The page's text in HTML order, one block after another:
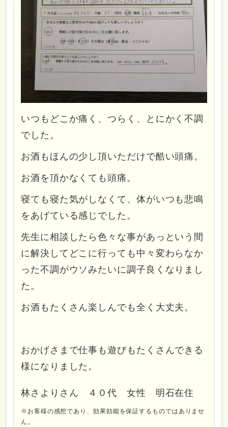
いつもどこか痛く、つらく、とにかく不調
でした。
お酒もほんの少し頂いただけで酷い頭痛。
お酒を頂かなくても頭痛。
寝ても寝た気がしなくて、体がいつも悲鳴
をあげている感じでした。
先生に相談したら色々な事があっという間
に解決してどこに行っても中々変わらなか
った不調がウソみたいに調子良くなりまし
た。
お酒もたくさん楽しんでも全く大丈夫。
おかげさまで仕事も遊びもたくさんできる
様になりました。
林さよりさん ４０代 女性 明石在住
※お客様の感想であり、効果効能を保証するものではありませ
ん。